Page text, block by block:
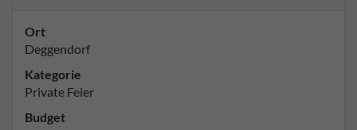
Ort
Deggendorf
Kategorie
Private Feier
Budget